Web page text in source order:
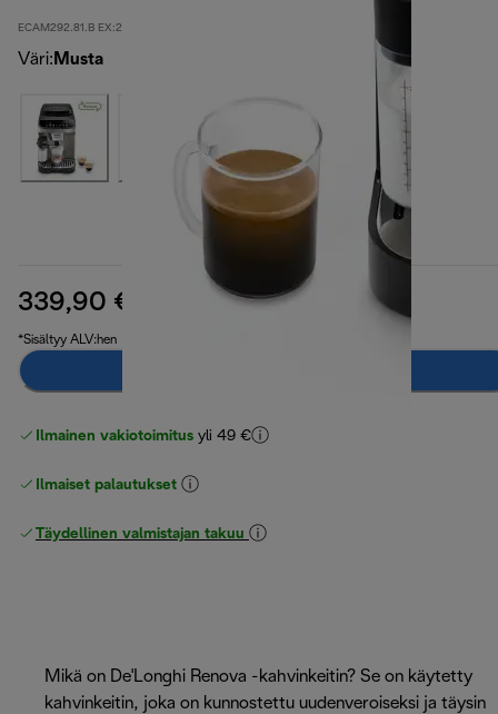
ECAM292.81.B EX:2-second
Väri: Musta
339,90 € alkuperäinen hinta 569,00 €
(-40 %)
*Sisältyy ALV:hen
Ilmainen vakiotoimitus yli 49 €
Ilmaiset palautukset
Täydellinen valmistajan takuu
Mikä on De'Longhi Renova -kahvinkeitin? Se on käytetty
kahvinkeitin, joka on kunnostettu uudenveroiseksi ja täysin